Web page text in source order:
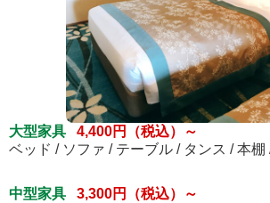
大型家具
4,400円（税込）～
ベッド / ソファ / テーブル / タンス / 本棚
中型家具
3,300円（税込）～